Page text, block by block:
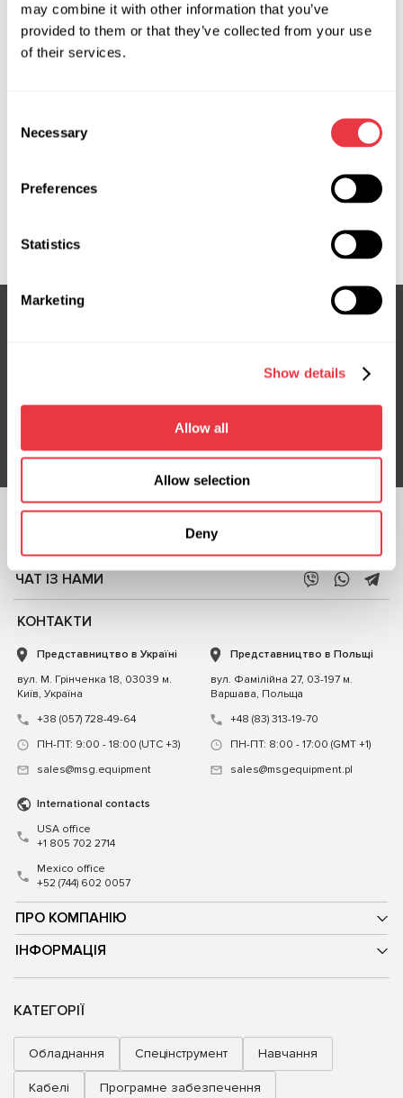
may combine it with other information that you’ve
provided to them or that they’ve collected from your use
of their services.
Selection
Necessary
Preferences
Statistics
Marketing
Show details
Allow all
Allow selection
Deny
MSG Equipment на міжнародних
виставках у 2026 році
сервісу та діагностики. Запрошуємо на особисту
зустріч у різних країнах світу.
НАМИ
ЧАТ ІЗ НАМИ
ПРО КОМПАНІЮ
ІНФОРМАЦІЯ
КОНТАКТИ
Представництво в Україні
вул. М. Грінченка 18, 03039 м.
Київ, Україна
+38 (057) 728-49-64
ПН-ПТ: 9:00 - 18:00 (UTC +3)
sales@msg.equipment
Представництво в Польщі
вул. Фамілійна 27, 03-197 м.
Варшава, Польща
+48 (83) 313-19-70
ПН-ПТ: 8:00 - 17:00 (GMT +1)
sales@msgequipment.pl
International contacts
USA office
+1 805 702 2714
Mexico office
+52 (744) 602 0057
КАТЕГОРІЇ
Обладнання Спецінструмент Навчання
Кабелі Програмне забезпечення